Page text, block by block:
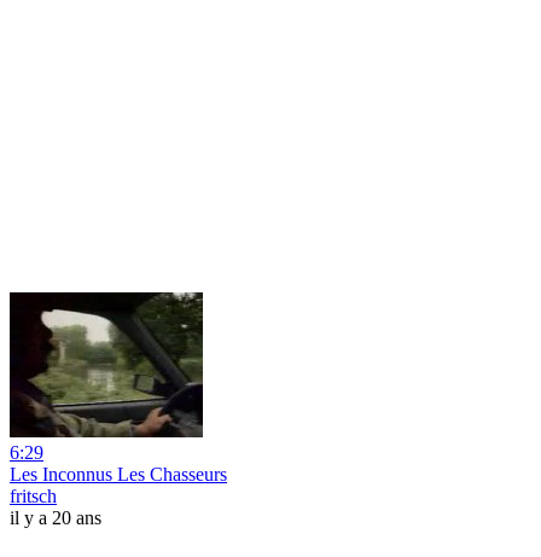
6:29
Les Inconnus Les Chasseurs
fritsch
il y a 20 ans